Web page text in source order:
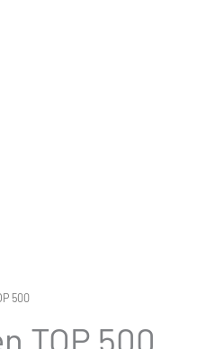
500
TOP 500